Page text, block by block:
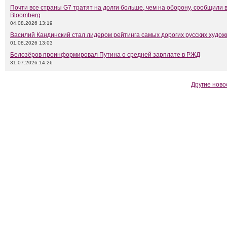
Почти все страны G7 тратят на долги больше, чем на оборону, сообщили в
Bloomberg
04.08.2026 13:19
Василий Кандинский стал лидером рейтинга самых дорогих русских
01.08.2026 13:03
Белозёров проинформировал Путина о средней зарплате в РЖД
31.07.2026 14:26
Другие